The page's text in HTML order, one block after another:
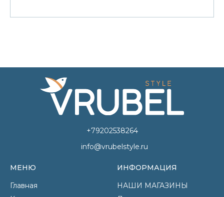
+79202538264
info@vrubelstyle.ru
МЕНЮ
Главная
ИНФОРМАЦИЯ
НАШИ МАГАЗИНЫ